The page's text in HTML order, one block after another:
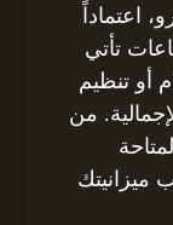
من 1000 إلى 5000 يورو، اعتماداً
تأتي
أو تنظيم
من
ميزانيتك